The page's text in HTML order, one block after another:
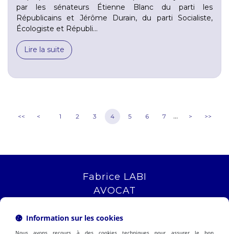
par les sénateurs Étienne Blanc du parti les
Républicains et Jérôme Durain, du parti Socialiste,
Écologiste et Républi...
Lire la suite
<< < 1 2 3 4 5 6 7 ... > >>
Fabrice LABI
AVOCAT
13006 MARSEILLE
Information sur les cookies
Nous avons recours à des cookies techniques pour assurer le bon